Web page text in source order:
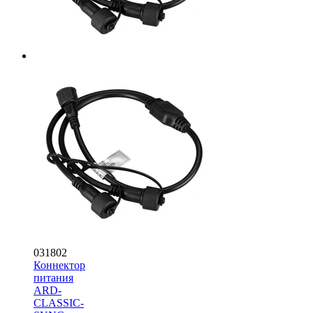
031802
Коннектор
питания
ARD-
CLASSIC-